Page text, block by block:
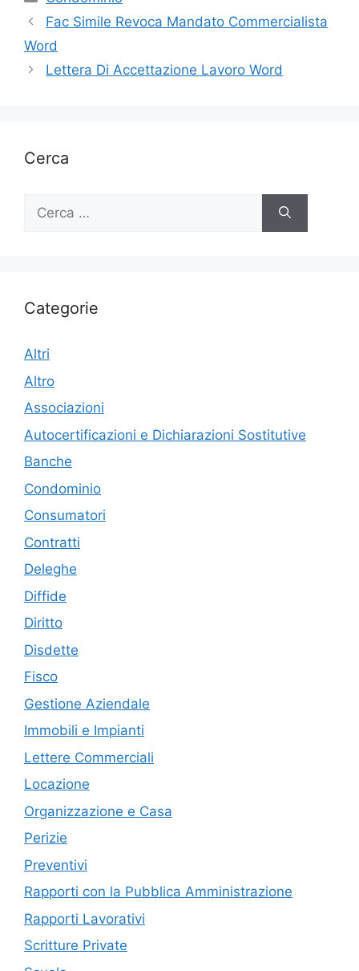
Fac Simile Revoca Mandato Commercialista
Word
Lettera Di Accettazione Lavoro Word
Cerca
Ricerca
Categorie
Altri
Altro
Associazioni
Autocertificazioni e Dichiarazioni Sostitutive
Banche
Condominio
Consumatori
Contratti
Deleghe
Diffide
Diritto
Disdette
Fisco
Gestione Aziendale
Immobili e Impianti
Lettere Commerciali
Locazione
Organizzazione e Casa
Perizie
Preventivi
Rapporti con la Pubblica Amministrazione
Rapporti Lavorativi
Scritture Private